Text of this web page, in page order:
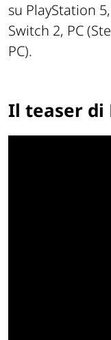
su PlayStation
Switch 2, PC
PC).
Il teaser di